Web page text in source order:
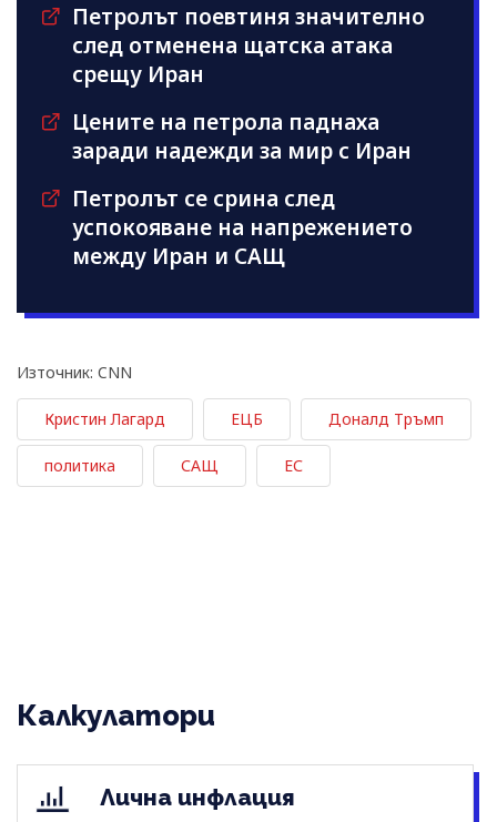
Петролът поевтиня значително
след отменена щатска атака
срещу Иран
Цените на петрола паднаха
заради надежди за мир с Иран
Петролът се срина след
успокояване на напрежението
между Иран и САЩ
Източник: CNN
Кристин Лагард ЕЦБ Доналд Тръмп
политика САЩ ЕС
Калкулатори
Лична инфлация